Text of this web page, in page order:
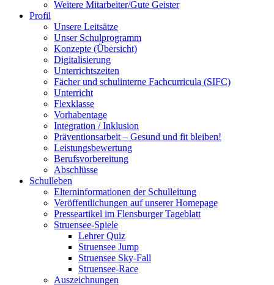
Weitere Mitarbeiter/Gute Geister
Profil
Unsere Leitsätze
Unser Schulprogramm
Konzepte (Übersicht)
Digitalisierung
Unterrichtszeiten
Fächer und schulinterne Fachcurricula (SIFC)
Unterricht
Flexklasse
Vorhabentage
Integration / Inklusion
Präventionsarbeit – Gesund und fit bleiben!
Leistungsbewertung
Berufsvorbereitung
Abschlüsse
Schulleben
Elterninformationen der Schulleitung
Veröffentlichungen auf unserer Homepage
Presseartikel im Flensburger Tageblatt
Struensee-Spiele
Lehrer Quiz
Struensee Jump
Struensee Sky-Fall
Struensee-Race
Auszeichnungen